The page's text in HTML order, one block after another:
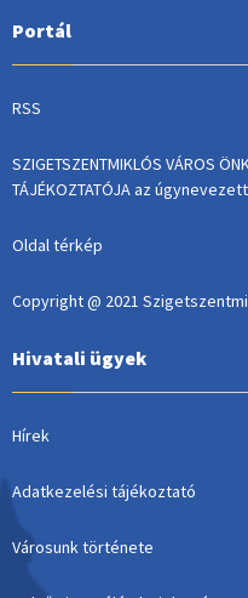
Portál
RSS
SZIGETSZENTMIKLÓS VÁROS
TÁJÉKOZTATÓJA az
Oldal térkép
Copyright @ 2021
Hivatali ügyek
Hírek
Adatkezelési tájékoztató
Városunk története